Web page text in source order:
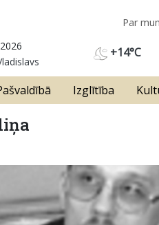
Par
+14°C
Izglītība